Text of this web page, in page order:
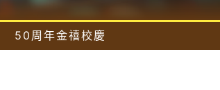
50周年金禧校慶